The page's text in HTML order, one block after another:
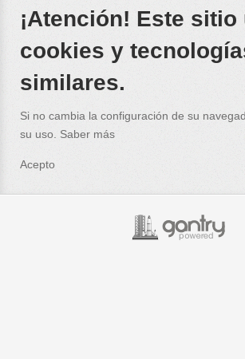
¡Atención! Este sitio
cookies y
similares.
Si no cambia la configuración de su
su uso. Saber más
Acepto